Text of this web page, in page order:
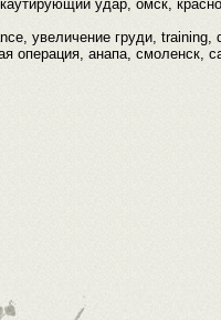
удар, омск,
увеличение груди,
операция, анапа, смоленск,